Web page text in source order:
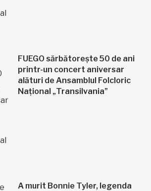
FUEGO sărbătorește 50 de ani
printr-un concert aniversar
alături de Ansamblul Folcloric
Național „Transilvania”
A murit Bonnie Tyler, legenda